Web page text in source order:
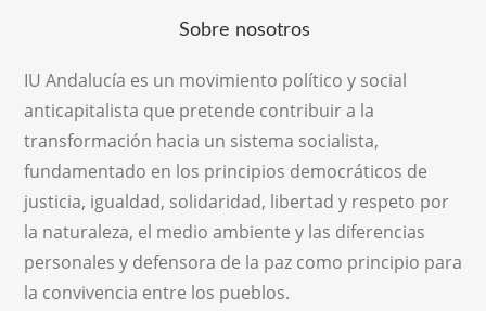
Sobre nosotros
IU Andalucía es un movimiento político y social
anticapitalista que pretende contribuir a la
transformación hacia un sistema socialista,
fundamentado en los principios democráticos de
justicia, igualdad, solidaridad, libertad y respeto por
la naturaleza, el medio ambiente y las diferencias
personales y defensora de la paz como principio para
la convivencia entre los pueblos.